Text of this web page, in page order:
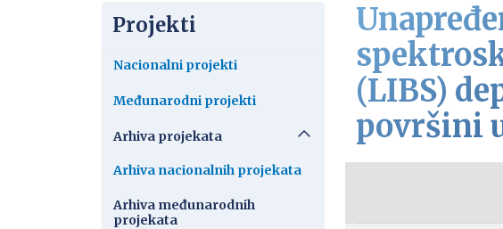
Projekti
Nacionalni projekti
Međunarodni projekti
Arhiva projekata
Arhiva nacionalnih projekata
Arhiva međunarodnih
projekata
(LIBS)
površini